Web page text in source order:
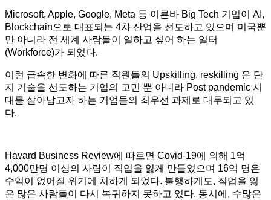
Microsoft, Apple, Google, Meta 등 이른바 Big Tech 기업이 AI,
Blockchain으로 대표되는 4차 산업을 선도하고 있으며 미국뿐
만 아니라 전 세계 사람들이 일하고 싶어 하는 일터
(Workforce)가 되었다.
이런 급속한 변화에 따른 직원들의 Upskilling, reskilling 은 단
지 기술을 선도하는 기업의 고민 뿐 아니라 Post pandemic 시
대를 살아남고자 하는 기업들의 최우선 과제로 대두되고 있
다.
Havard Business Review에 따르면 Covid-19에 의해 1억
4,000만명 이상의 사람이 직업을 잃게 만들었으며 16억 명은
수익이 없어질 위기에 처하게 되었다. 불행하게도, 직업을 잃
은 많은 사람들이 다시 복귀하지 못하고 있다. 동시에, 수많은